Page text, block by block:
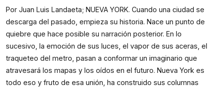
(Twitter)
Por Juan Luis Landaeta; NUEVA YORK. Cuando una ciudad se
descarga del pasado, empieza su historia. Nace un punto de
quiebre que hace posible su narración posterior. En lo
sucesivo, la emoción de sus luces, el vapor de sus aceras, el
traqueteo del metro, pasan a conformar un imaginario que
atravesará los mapas y los oídos en el futuro. Nueva York es
todo eso y fruto de esa unión, ha construido sus columnas